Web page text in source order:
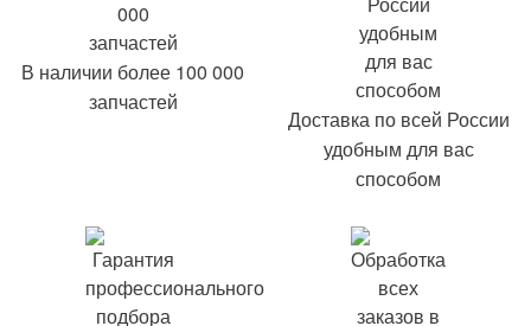
В наличии более 100 000
запчастей
Доставка по всей России
удобным для вас
способом